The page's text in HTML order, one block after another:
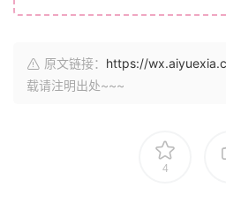
原文链接： https://
载请注明出处~~~
4